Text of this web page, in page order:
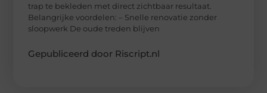
trap te bekleden met direct zichtbaar resultaat.
Belangrijke voordelen: – Snelle renovatie zonder
sloopwerk De oude treden blijven
Gepubliceerd door Riscript.nl